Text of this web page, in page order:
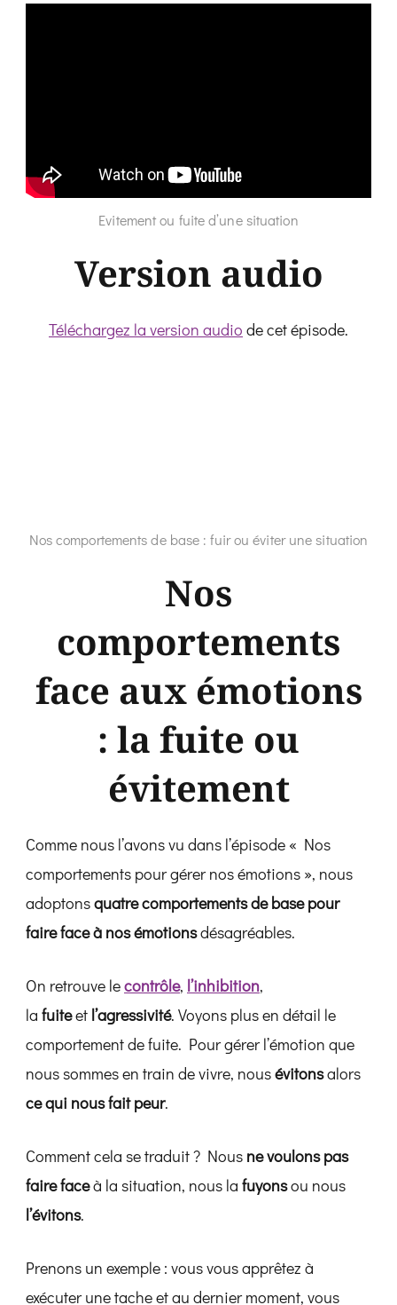
Evitement ou fuite d’une situation
Version audio
Téléchargez la version audio de cet épisode.
Nos comportements de base : fuir ou éviter une situation
Nos
comportements
face aux émotions
: la fuite ou
évitement
Comme nous l’avons vu dans l’épisode « Nos
comportements pour gérer nos émotions », nous
adoptonsquatre comportements de base pour
faire face à nos émotionsdésagréables.
On retrouve lecontrôle, l’inhibition,
la fuiteet l’agressivité. Voyons plus en détail le
comportement de fuite. Pour gérer l’émotion que
nous sommes en train de vivre, nousévitonsalors
ce qui nous fait peur.
Comment cela se traduit ? Nous ne voulons pas
faire faceà la situation, nous la fuyonsou nous
l’évitons.
Prenons un exemple : vous vous apprêtez à
exécuter une tache et au dernier moment, vous